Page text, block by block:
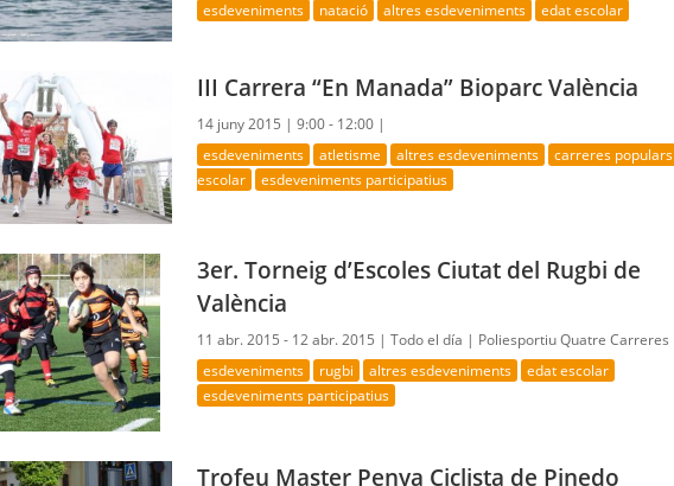
esdeveniments natació altres esdeveniments edat escolar
III Carrera “En Manada” Bioparc València
14 juny 2015 |9:00 - 12:00 |
esdeveniments atletisme altres esdeveniments carreres populars
escolar
esdeveniments participatius
3er. Torneig d’Escoles Ciutat del Rugbi de
València
11 abr. 2015 - 12 abr. 2015 |Todo el día | Poliesportiu Quatre Carreres
esdeveniments rugbi altres esdeveniments
edat escolar
esdeveniments participatius
Trofeu Master Penya Ciclista de Pinedo